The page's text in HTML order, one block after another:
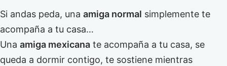
Si andas peda, una amiga normal simplemente te
acompaña a tu casa…
Una amiga mexicana te acompaña a tu casa, se
queda a dormir contigo, te sostiene mientras